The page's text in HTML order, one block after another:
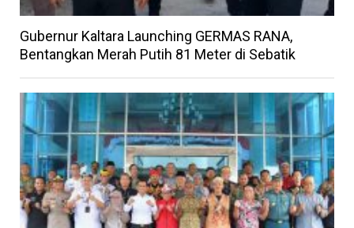
Gubernur Kaltara Launching GERMAS RANA,
Bentangkan Merah Putih 81 Meter di Sebatik